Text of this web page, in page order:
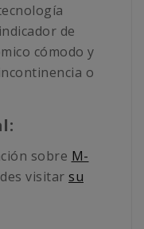
de
cómodo y
o
sobre M-
visitar su